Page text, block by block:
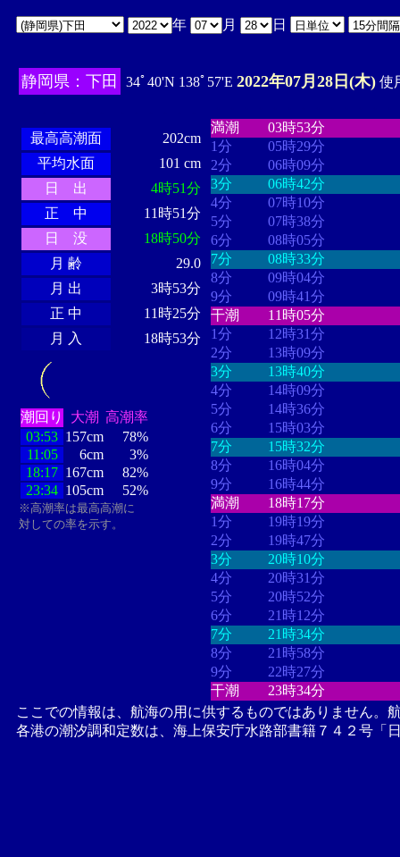
年 月 日
静岡県：下田 34ﾟ40'N 138ﾟ57'E 2022年07月28日(木) 使
最高高潮面
202cm
平均水面
101 cm
日 出
4時51分
正 中
11時51分
日 没
18時50分
月 齢
29.0
月 出
3時53分
正 中
11時25分
月 入
18時53分
潮回り 大潮 高潮率
03:53 157cm
78%
11:05
6cm
3%
18:17 167cm
82%
23:34 105cm 52%
※高潮率は最高高潮に
対しての率を示す。
満潮
03時53分
1分
05時29分
2分
06時09分
3分
06時42分
4分
07時10分
5分
07時38分
6分
08時05分
7分
08時33分
8分
09時04分
9分
09時41分
干潮
11時05分
1分
12時31分
2分
13時09分
3分
13時40分
4分
14時09分
5分
14時36分
6分
15時03分
7分
15時32分
8分
16時04分
9分
16時44分
満潮
18時17分
1分
19時19分
2分
19時47分
3分
20時10分
4分
20時31分
5分
20時52分
6分
21時12分
7分
21時34分
8分
21時58分
9分
22時27分
干潮
23時34分
ここでの情報は、航海の用に供するものではありません。
各港の潮汐調和定数は、海上保安庁水路部書籍７４２号「